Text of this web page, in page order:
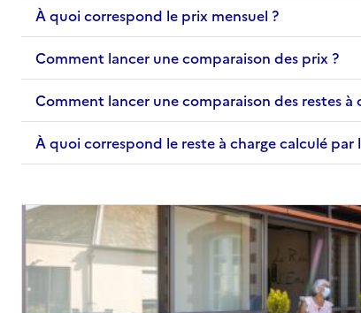
À quoi correspond le prix mensuel ?
Comment lancer une comparaison des prix ?
Comment lancer une comparaison des restes à
À quoi correspond le reste à charge calculé par